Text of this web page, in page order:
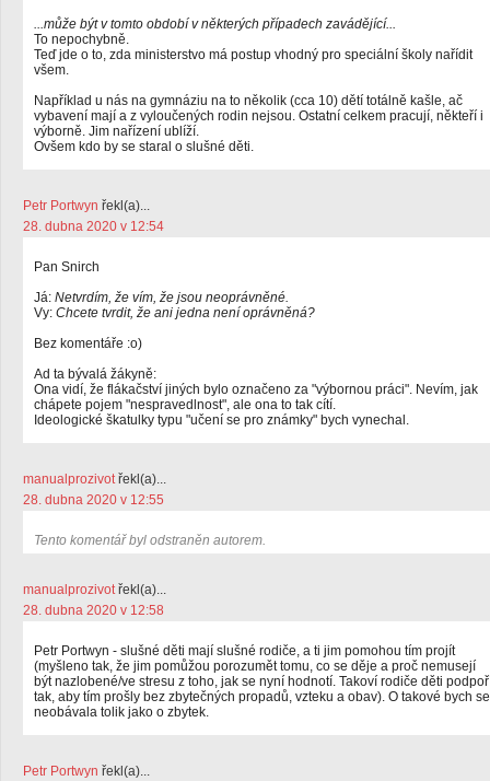
...může být v tomto období v některých případech zavádějící...
To nepochybně.
Teď jde o to, zda ministerstvo má postup vhodný pro speciální školy nařídit
všem.
Například u nás na gymnáziu na to několik (cca 10) dětí totálně kašle, ač
vybavení mají a z vyloučených rodin nejsou. Ostatní celkem pracují, někteří i
výborně. Jim nařízení ublíží.
Ovšem kdo by se staral o slušné děti.
Petr Portwyn řekl(a)...
28. dubna 2020 v 12:54
Pan Snirch
Já: Netvrdím, že vím, že jsou neoprávněné.
Vy: Chcete tvrdit, že ani jedna není oprávněná?
Bez komentáře :o)
Ad ta bývalá žákyně:
Ona vidí, že flákačství jiných bylo označeno za "výbornou práci". Nevím, jak
chápete pojem "nespravedlnost", ale ona to tak cítí.
Ideologické škatulky typu "učení se pro známky" bych vynechal.
manualprozivotřekl(a)...
28. dubna 2020 v 12:55
Tento komentář byl odstraněn autorem.
manualprozivotřekl(a)...
28. dubna 2020 v 12:58
Petr Portwyn - slušné děti mají slušné rodiče, a ti jim pomohou tím projít
(myšleno tak, že jim pomůžou porozumět tomu, co se děje a proč nemusejí
být nazlobené/ve stresu z toho, jak se nyní hodnotí. Takoví rodiče děti
tak, aby tím prošly bez zbytečných propadů, vzteku a obav). O takové bych se
neobávala tolik jako o zbytek.
Petr Portwyn řekl(a)...